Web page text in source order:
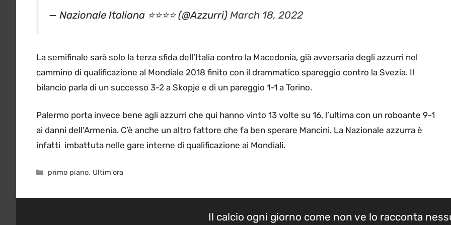
— Nazionale Italiana ⭐️⭐️⭐️⭐️ (@Azzurri) March 18, 2022
La semifinale sarà solo la terza sfida dell’Italia contro la Macedonia, già avversaria degli azzurri nel
cammino di qualificazione al Mondiale 2018 finito con il drammatico spareggio contro la Svezia. Il
bilancio parla di un successo 3-2 a Skopje e di un pareggio 1-1 a Torino.
Palermo porta invece bene agli azzurri che qui hanno vinto 13 volte su 16, l’ultima con un roboante 9-1
ai danni dell’Armenia. C’è anche un altro fattore che fa ben sperare Mancini. La Nazionale azzurra è
infatti imbattuta nelle gare interne di qualificazione ai Mondiali.
Categorie
primo piano, Ultim'ora
Il calcio ogni giorno come non ve lo racconta